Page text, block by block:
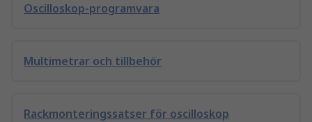
Oscilloskop-programvara
Multimetrar och tillbehör
Rackmonteringssatser för oscilloskop